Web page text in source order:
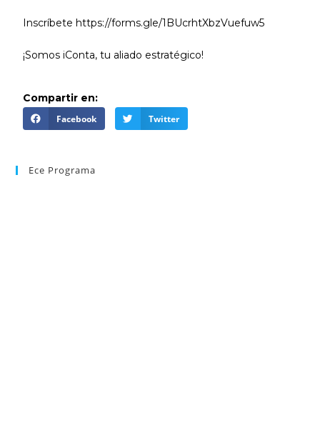
Inscríbete https://forms.gle/1BUcrhtXbzVuefuw5
¡Somos iConta, tu aliado estratégico!
Compartir en:
Facebook Twitter
Ece Programa